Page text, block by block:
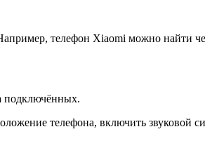
телефон Xiaomi можно найти
подключённых.
телефона, включить звуковой